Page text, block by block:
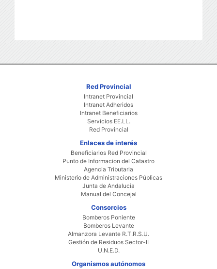
Red Provincial
Intranet Provincial
Intranet Adheridos
Intranet Beneficiarios
Servicios EE.LL.
Red Provincial
Enlaces de interés
Beneficiarios Red Provincial
Punto de Informacion del Catastro
Agencia Tributaria
Ministerio de Administraciones Públicas
Junta de Andalucia
Manual del Concejal
Consorcios
Bomberos Poniente
Bomberos Levante
Almanzora Levante R.T.R.S.U.
Gestión de Residuos Sector-II
U.N.E.D.
Organismos autónomos